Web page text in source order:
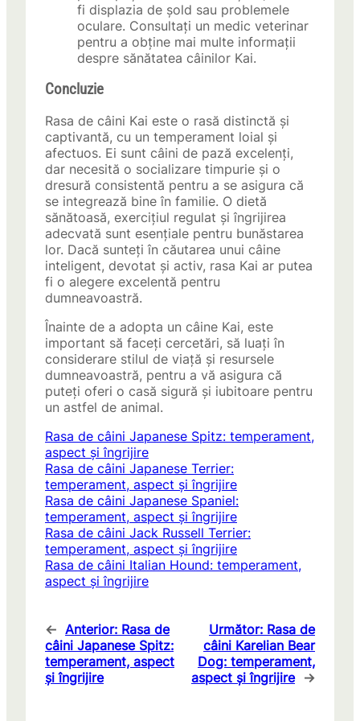
fi displazia de șold sau problemele
oculare. Consultați un medic veterinar
pentru a obține mai multe informații
despre sănătatea câinilor Kai.
Concluzie
Rasa de câini Kai este o rasă distinctă și
captivantă, cu un temperament loial și
afectuos. Ei sunt câini de pază excelenți,
dar necesită o socializare timpurie și o
dresură consistentă pentru a se asigura că
se integrează bine în familie. O dietă
sănătoasă, exercițiul regulat și îngrijirea
adecvată sunt esențiale pentru bunăstarea
lor. Dacă sunteți în căutarea unui câine
inteligent, devotat și activ, rasa Kai ar putea
fi o alegere excelentă pentru
dumneavoastră.
Înainte de a adopta un câine Kai, este
important să faceți cercetări, să luați în
considerare stilul de viață și resursele
dumneavoastră, pentru a vă asigura că
puteți oferi o casă sigură și iubitoare pentru
un astfel de animal.
Rasa de câini Japanese Spitz: temperament,
aspect și îngrijire
Rasa de câini Japanese Terrier:
temperament, aspect și îngrijire
Rasa de câini Japanese Spaniel:
temperament, aspect și îngrijire
Rasa de câini Jack Russell Terrier:
temperament, aspect și îngrijire
Rasa de câini Italian Hound: temperament,
aspect și îngrijire
← Anterior: Rasa de
câini Japanese Spitz:
temperament, aspect
și îngrijire
Următor: Rasa de
câini Karelian Bear
Dog: temperament,
aspect și îngrijire →